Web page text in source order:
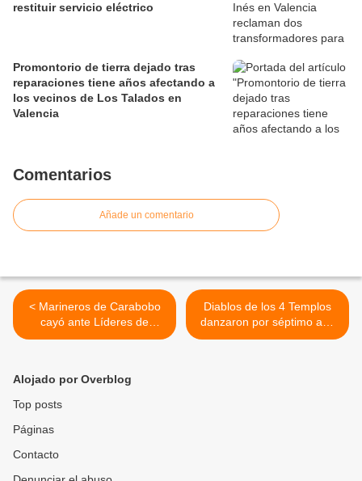
restituir servicio eléctrico
Promontorio de tierra dejado tras
reparaciones tiene años afectando a
los vecinos de Los Talados en
Valencia
Comentarios
Añade un comentario
< Marineros de Carabobo
cayó ante Líderes de
Miranda en el José
Diablos de los 4 Templos
danzaron por séptimo año
en el casco central de
Alojado por Overblog
Top posts
Páginas
Contacto